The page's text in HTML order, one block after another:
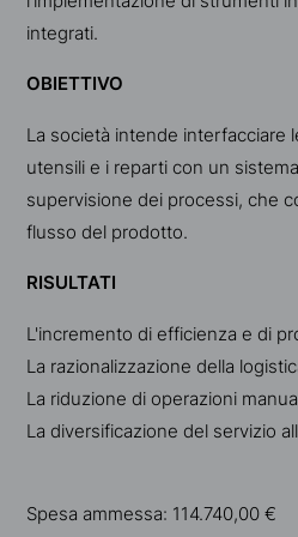
integrati.
OBIETTIVO
La società intende interfacciare
utensili e i reparti con un
supervisione dei processi, che
flusso del prodotto.
RISULTATI
L'incremento di efficienza e di
La razionalizzazione della
La riduzione di operazioni
La diversificazione del servizio
Spesa ammessa: 114.740,00 €